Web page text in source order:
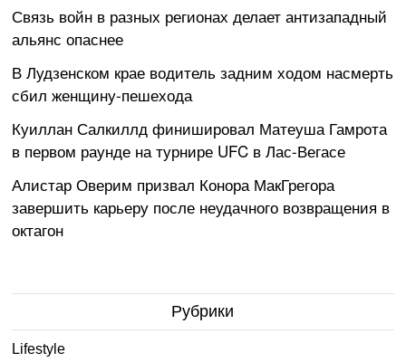
Связь войн в разных регионах делает антизападный
альянс опаснее
В Лудзенском крае водитель задним ходом насмерть
сбил женщину-пешехода
Куиллан Салкиллд финишировал Матеуша Гамрота
в первом раунде на турнире UFC в Лас-Вегасе
Алистар Оверим призвал Конора МакГрегора
завершить карьеру после неудачного возвращения в
октагон
Рубрики
Lifestyle